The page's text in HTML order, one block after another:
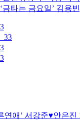
‘금타는 금요일’ 김용